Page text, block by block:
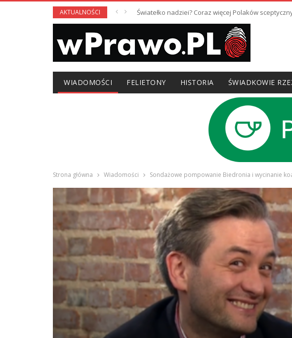
AKTUALNOŚCI Światełko nadziei? Coraz więcej Polaków
WIADOMOŚCI FELIETONY HISTORIA ŚWIADKOWIE
Strona główna Wiadomości Sondażowe pompowanie Biedronia i wycinanie